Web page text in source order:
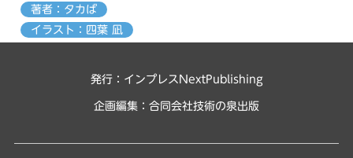
著者：タカば
イラスト：四葉 凪
発行：インプレスNextPublishing
企画編集： 合同会社技術の泉出版